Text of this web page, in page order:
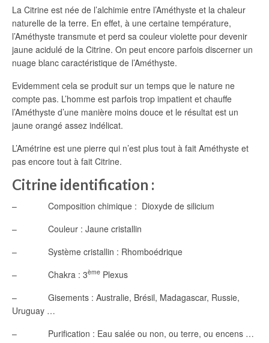
La Citrine est née de l’alchimie entre l’Améthyste et la chaleur
naturelle de la terre. En effet, à une certaine température,
l’Améthyste transmute et perd sa couleur violette pour devenir
jaune acidulé de la Citrine. On peut encore parfois discerner un
nuage blanc caractéristique de l’Améthyste.
Evidemment cela se produit sur un temps que le nature ne
compte pas. L’homme est parfois trop impatient et chauffe
l’Améthyste d’une manière moins douce et le résultat est un
jaune orangé assez indélicat.
L’Amétrine est une pierre qui n’est plus tout à fait Améthyste et
pas encore tout à fait Citrine.
Citrine identification :
– Composition chimique : Dioxyde de silicium
– Couleur : Jaune cristallin
– Système cristallin : Rhomboédrique
– Chakra : 3ème Plexus
– Gisements : Australie, Brésil, Madagascar, Russie,
Uruguay …
– Purification : Eau salée ou non, ou terre, ou encens …